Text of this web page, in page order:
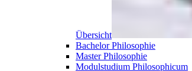
Übersicht
Bachelor Philosophie
Master Philosophie
Modulstudium Philosophicum